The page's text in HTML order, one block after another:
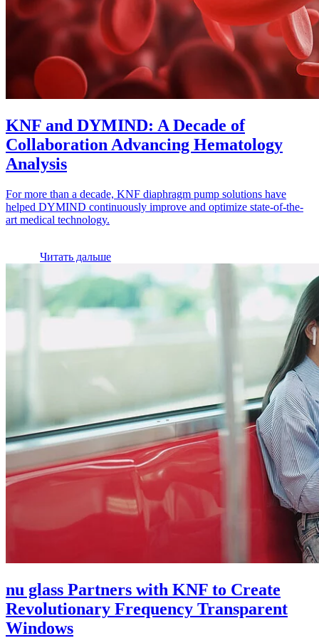
KNF and DYMIND: A Decade of
Collaboration Advancing Hematology
Analysis
For more than a decade, KNF diaphragm pump solutions have
helped DYMIND continuously improve and optimize state-of-the-
art medical technology.
Читать дальше
nu glass Partners with KNF to Create
Revolutionary Frequency Transparent
Windows